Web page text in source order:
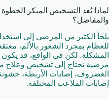
لماذا يُعد التشخيص المبكر
والمفاصل؟
يلجأ الكثير من المرضى إلى
للعظام بمجرد الشعور بالألم،
المشكلة. لكن في الواقع، قد
مرضية تحتاج إلى تشخيص
الغضروف، إصابات الأربطة، خشونة
إصابات الملاعب المختلفة.